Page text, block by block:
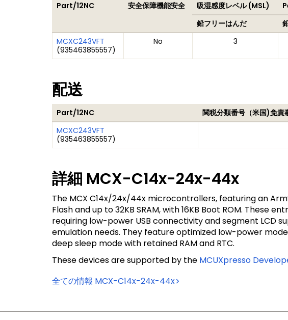
Part/12NC 安全保障機能安全 吸湿感度レベル (MSL)
鉛フリーはんだ
MCXC243VFT
(935463855557)
No 3
配送
Part/12NC 関税分類番号（米国)免責
MCXC243VFT
(935463855557)
詳細 MCX-C14x-24x-44x
The MCX C14x/24x/44x microcontrollers, featuring an
Flash and up to 32KB SRAM, with 16KB Boot ROM.
requiring low-power USB connectivity and segment LCD
emulation needs. They feature optimized low-power
deep sleep mode with retained RAM and RTC.
These devices are supported by the MCUXpresso
全ての情報 MCX-C14x-24x-44x